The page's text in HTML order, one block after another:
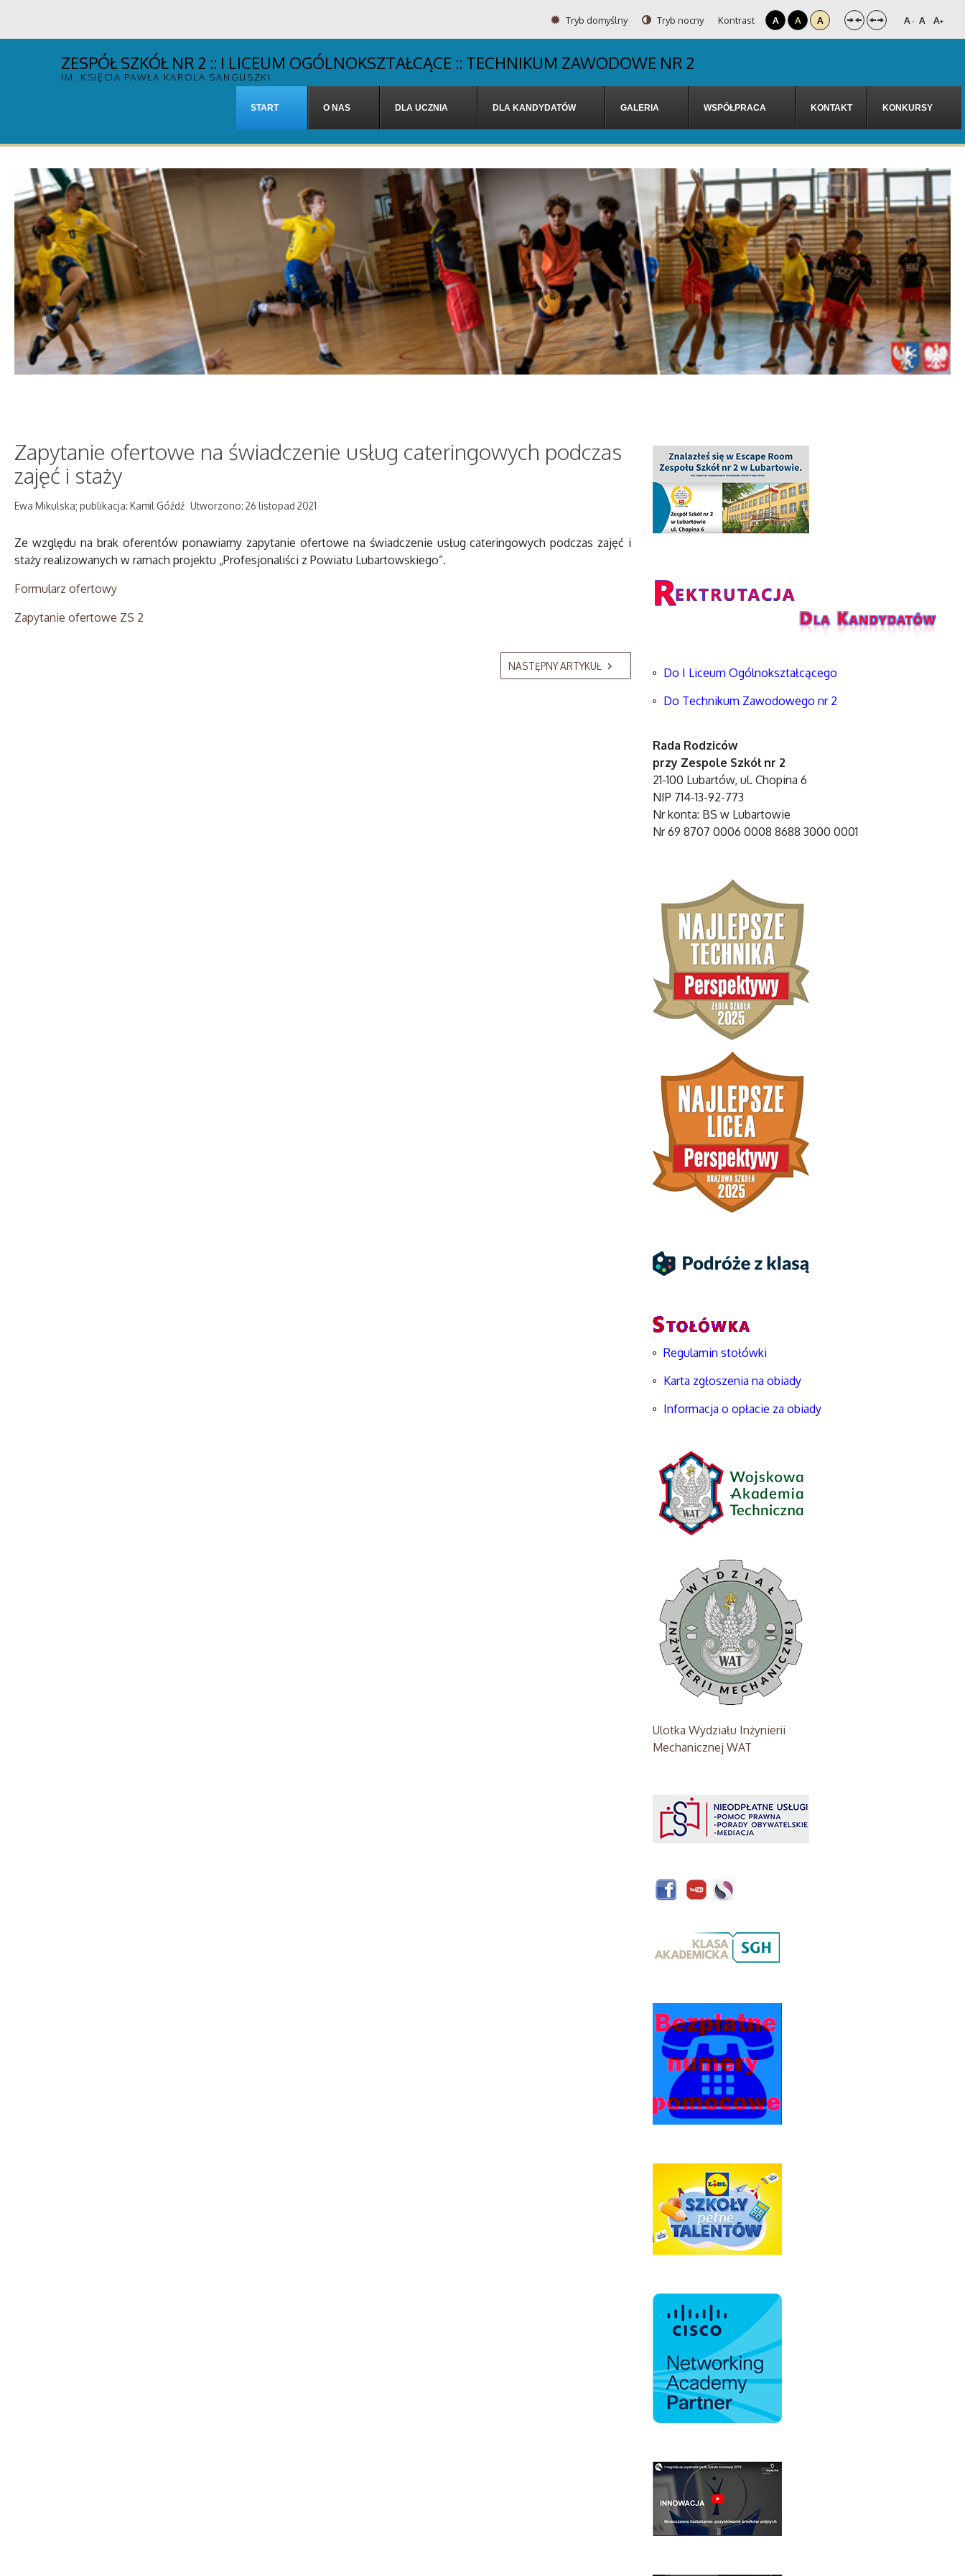
Tryb domyślny Tryb nocny Kontrast A A A A- A A+
ZESPÓŁ SZKÓŁ NR 2 :: I LICEUM OGÓLNOKSZTAŁCĄCE :: TECHNIKUM ZAWODOWE NR 2
IM. KSIĘCIA PAWŁA KAROLA SANGUSZKI
START O NAS DLA UCZNIA DLA KANDYDATÓW GALERIA WSPÓŁPRACA KONTAKT KONKURSY
Zapytanie ofertowe na świadczenie usług cateringowych podczas
zajęć i staży
Ewa Mikulska; publikacja: Kamil Góźdź Utworzono: 26 listopad 2021
Ze względu na brak oferentów ponawiamy zapytanie ofertowe na świadczenie usług cateringowych podczas zajęć i
staży realizowanych w ramach projektu „Profesjonaliści z Powiatu Lubartowskiego”.
Formularz ofertowy
Zapytanie ofertowe ZS 2
NASTĘPNY ARTYKUŁ
Do I Liceum Ogólnokształcącego
Do Technikum Zawodowego nr 2
Rada Rodziców
przy Zespole Szkół nr 2
21-100 Lubartów, ul. Chopina 6
NIP 714-13-92-773
Nr konta: BS w Lubartowie
Nr 69 8707 0006 0008 8688 3000 0001
Regulamin stołówki
Karta zgłoszenia na obiady
Informacja o opłacie za obiady
Ulotka Wydziału Inżynierii
Mechanicznej WAT